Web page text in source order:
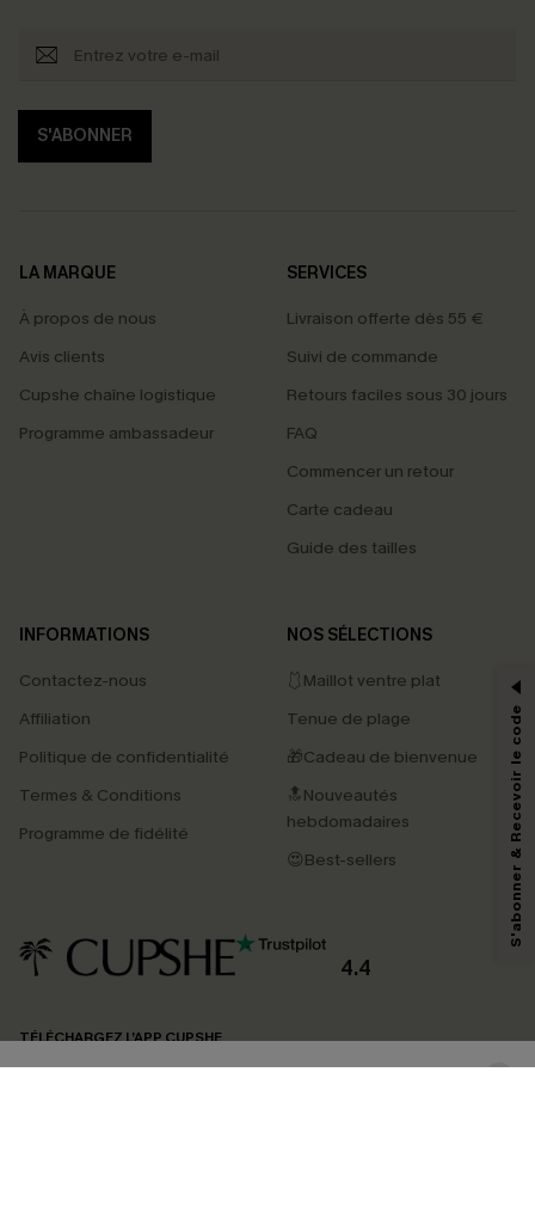
S'ABONNER
LA MARQUE
À propos de nous
Avis clients
Cupshe chaîne logistique
Programme ambassadeur
SERVICES
Livraison offerte dès 55 €
Suivi de commande
Retours faciles sous 30 jours
FAQ
Commencer un retour
Carte cadeau
Guide des tailles
INFORMATIONS
Contactez-nous
Affiliation
Politique de confidentialité
Termes & Conditions
Programme de fidélité
NOS SÉLECTIONS
🩱Maillot ventre plat
Tenue de plage
🎁Cadeau de bienvenue
🔝Nouveautés
hebdomadaires
😍Best-sellers
4.4
TÉLÉCHARGEZ L’APP CUPSHE
PROFITEZ DE -15%
-15% dès 2 Achetés par E-mail
*Un code par commande, valable une seule fois.
En soumettant votre adresse e-mail, vous acceptez de recevoir des e-mails
marketing (y compris du contenu généré par l'IA) de Cupshe et
reconnaissez avoir pris connaissance de nos
pouvons utiliser les données collectées sur notre site ainsi que des
produits susceptibles de vous intéresser, conformément à notre
Politique de
confidentialité
. Vous pouvez vous désabonner à tout moment.
S'abonner & Recevoir le code